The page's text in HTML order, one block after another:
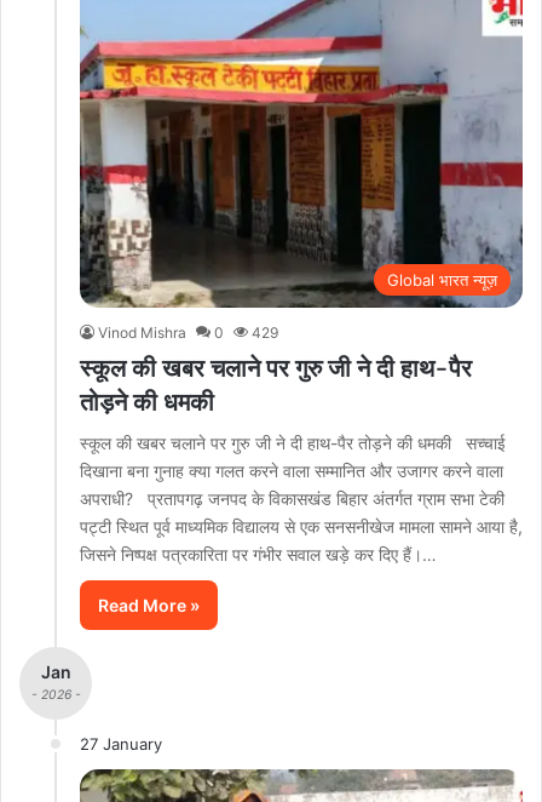
Global भारत न्यूज़
Vinod Mishra 0 429
स्कूल की खबर चलाने पर गुरु जी ने दी हाथ-पैर
तोड़ने की धमकी
स्कूल की खबर चलाने पर गुरु जी ने दी हाथ-पैर तोड़ने की धमकी सच्चाई
दिखाना बना गुनाह क्या गलत करने वाला सम्मानित और उजागर करने वाला
अपराधी? प्रतापगढ़ जनपद के विकासखंड बिहार अंतर्गत ग्राम सभा टेकी
पट्टी स्थित पूर्व माध्यमिक विद्यालय से एक सनसनीखेज मामला सामने आया है,
जिसने निष्पक्ष पत्रकारिता पर गंभीर सवाल खड़े कर दिए हैं।…
Read More »
Jan
- 2026 -
27 January